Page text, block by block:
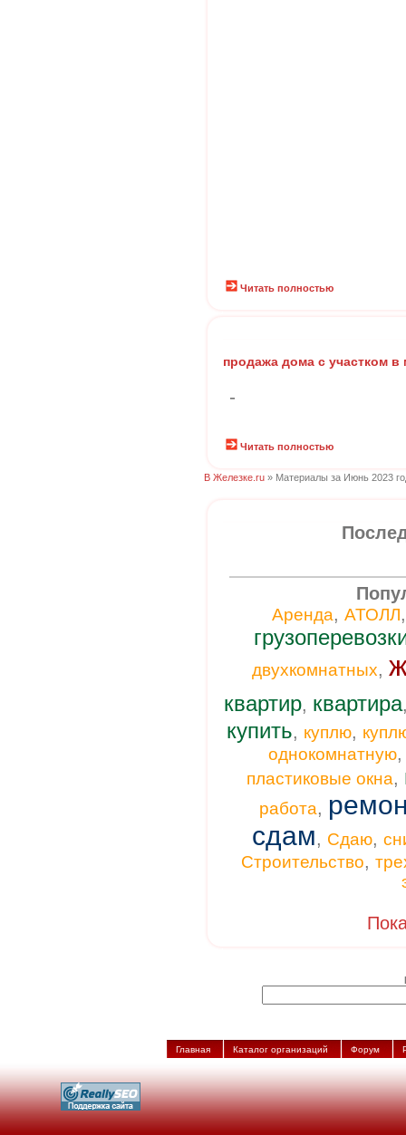
Читать полностью
продажа дома с участком в
-
Читать полностью
В Железке.ru » Материалы за Июнь 2023
Аренда, АТОЛЛ
двухкомнатных,
квартир, квартира
купить, куплю,
однокомнатную
пластиковые окна,
работа,
сдам, Сдаю,
Строительство,
Главная Каталог организаций Форум